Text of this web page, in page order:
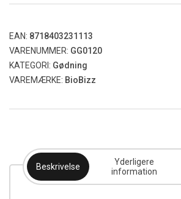
EAN: 8718403231113
VARENUMMER: GG0120
KATEGORI: Gødning
VAREMÆRKE: BioBizz
Beskrivelse
Yderligere
information